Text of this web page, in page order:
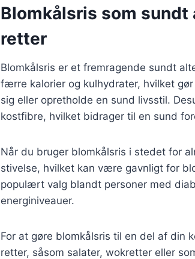
Blomkålsris som
retter
Blomkålsris er et fremragende sundt
færre kalorier og kulhydrater, hvilket
sig eller opretholde en sund livsstil.
kostfibre, hvilket bidrager til en sund
Når du bruger blomkålsris i stedet for
stivelse, hvilket kan være gavnligt for
populært valg blandt personer med
energiniveauer.
For at gøre blomkålsris til en del af din
retter, såsom salater, wokretter eller